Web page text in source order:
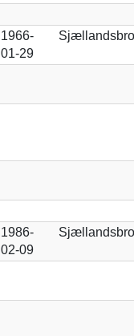
1966-
01-29
1986-
02-09